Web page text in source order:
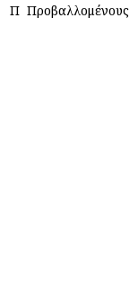
Π Προβαλλομένους